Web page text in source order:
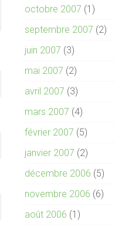
octobre 2007 (1)
septembre 2007 (2)
juin 2007 (3)
mai 2007 (2)
avril 2007 (3)
mars 2007 (4)
février 2007 (5)
janvier 2007 (2)
décembre 2006 (5)
novembre 2006 (6)
août 2006 (1)